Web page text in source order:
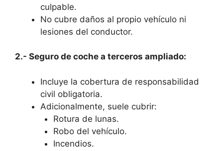
culpable.
No cubre daños al propio vehículo ni
lesiones del conductor.
2.- Seguro de coche a terceros ampliado:
Incluye la cobertura de responsabilidad
civil obligatoria.
Adicionalmente, suele cubrir:
Rotura de lunas.
Robo del vehículo.
Incendios.